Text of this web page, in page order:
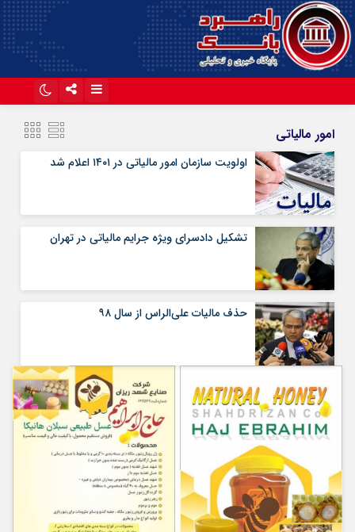
آپارات
امور مالیاتی
اولویت سازمان امور مالیاتی در ۱۴۰۱ اعلام شد
تشکیل دادسرای ویژه جرایم مالیاتی در تهران
حذف مالیات علی‌الراس از سال ۹۸